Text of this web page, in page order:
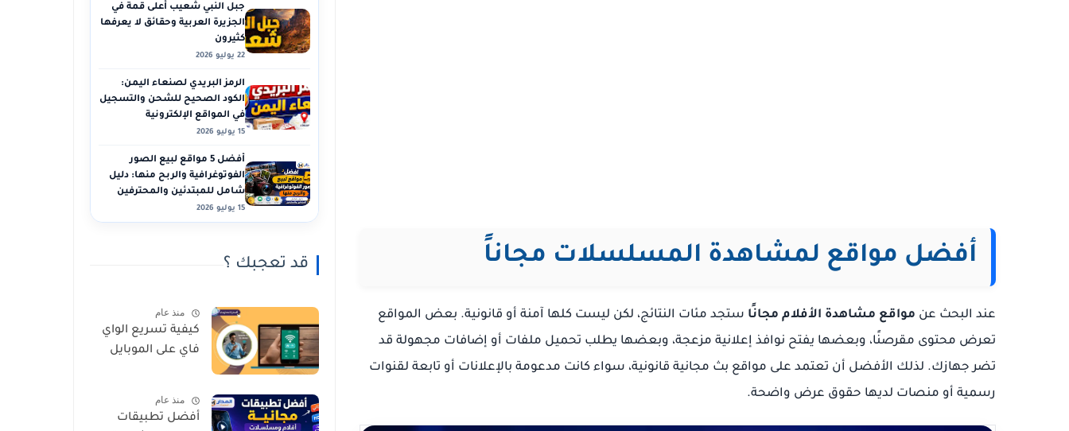
أفضل مواقع لمشاهدة المسلسلات مجاناً
عند البحث عن مواقع مشاهدة الأفلام مجانًا ستجد مئات النتائج، لكن ليست كلها آمنة أو قانونية. بعض المواقع
تعرض محتوى مقرصنًا، وبعضها يفتح نوافذ إعلانية مزعجة، وبعضها يطلب تحميل ملفات أو إضافات مجهولة قد
تضر جهازك. لذلك الأفضل أن تعتمد على مواقع بث مجانية قانونية، سواء كانت مدعومة بالإعلانات أو تابعة لقنوات
رسمية أو منصات لديها حقوق عرض واضحة.
جبل النبي شعيب أعلى قمة في
الجزيرة العربية وحقائق لا يعرفها
كثيرون
22 يوليو 2026
الرمز البريدي لصنعاء اليمن:
الكود الصحيح للشحن والتسجيل
في المواقع الإلكترونية
15 يوليو 2026
أفضل 5 مواقع لبيع الصور
الفوتوغرافية والربح منها: دليل
شامل للمبتدئين والمحترفين
15 يوليو 2026
قد تعجبك ؟
منذ عام
كيفية تسريع الواي
فاي على الموبايل
منذ عام
أفضل تطبيقات